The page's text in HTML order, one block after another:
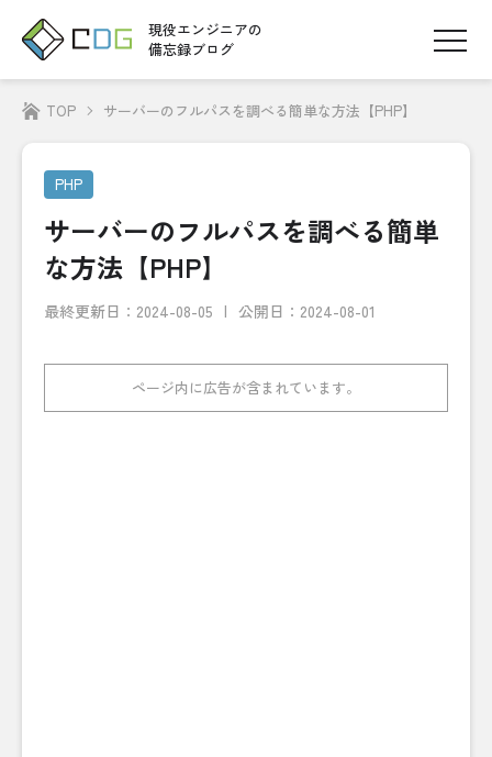
現役エンジニアの
備忘録ブログ
TOP サーバーのフルパスを調べる簡単な方法【PHP】
PHP
サーバーのフルパスを調べる簡単
な方法【PHP】
最終更新日： 2024-08-05 公開日：2024-08-01
ページ内に広告が含まれています。